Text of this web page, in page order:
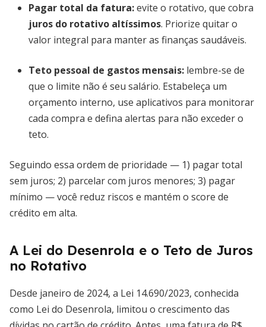
Pagar total da fatura:evite o rotativo, que cobra
juros do rotativo altíssimos. Priorize quitar o
valor integral para manter as finanças saudáveis.
Teto pessoal de gastos mensais: lembre-se de
que o limite não é seu salário. Estabeleça um
orçamento interno, use aplicativos para monitorar
cada compra e defina alertas para não exceder o
teto.
Seguindo essa ordem de prioridade — 1) pagar total
sem juros; 2) parcelar com juros menores; 3) pagar
mínimo — você reduz riscos e mantém o score de
crédito em alta.
A Lei do Desenrola e o Teto de Juros
no Rotativo
Desde janeiro de 2024, a Lei 14.690/2023, conhecida
como Lei do Desenrola, limitou o crescimento das